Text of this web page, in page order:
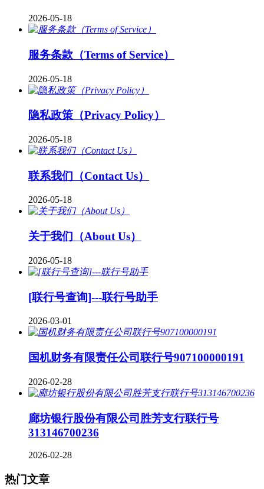
2026-05-18
服务条款（Terms of Service）
2026-05-18
隐私政策（Privacy Policy）
2026-05-18
联系我们（Contact Us）
2026-05-18
关于我们（About Us）
2026-05-18
[联行号查询]---联行号助手
2026-03-01
国机财务有限责任公司联行号907100000191
2026-02-28
廊坊银行股份有限公司胜芳支行联行号
313146700236
2026-02-28
热门文章